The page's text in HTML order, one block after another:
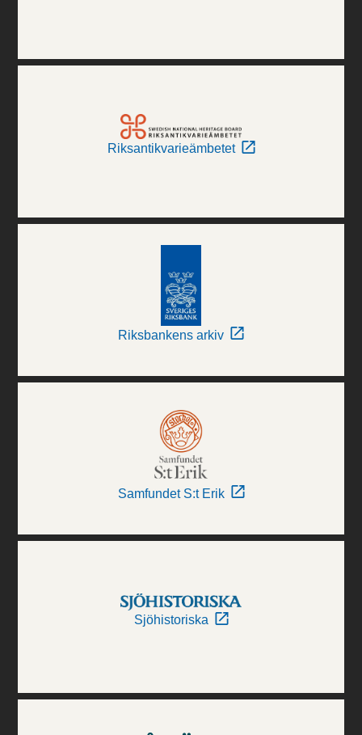
Riksantikvarieämbetet
Riksbankens arkiv
Samfundet S:t Erik
Sjöhistoriska